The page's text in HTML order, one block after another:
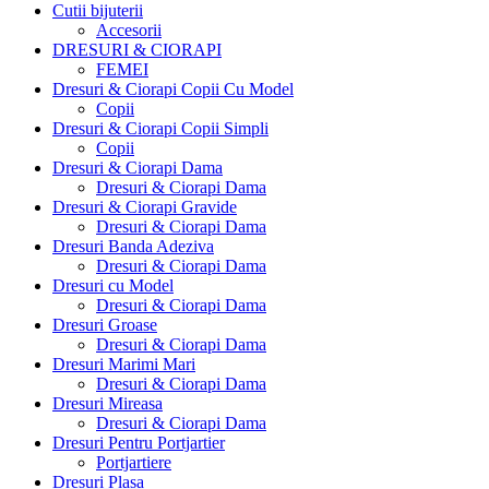
Cutii bijuterii
Accesorii
DRESURI & CIORAPI
FEMEI
Dresuri & Ciorapi Copii Cu Model
Copii
Dresuri & Ciorapi Copii Simpli
Copii
Dresuri & Ciorapi Dama
Dresuri & Ciorapi Dama
Dresuri & Ciorapi Gravide
Dresuri & Ciorapi Dama
Dresuri Banda Adeziva
Dresuri & Ciorapi Dama
Dresuri cu Model
Dresuri & Ciorapi Dama
Dresuri Groase
Dresuri & Ciorapi Dama
Dresuri Marimi Mari
Dresuri & Ciorapi Dama
Dresuri Mireasa
Dresuri & Ciorapi Dama
Dresuri Pentru Portjartier
Portjartiere
Dresuri Plasa